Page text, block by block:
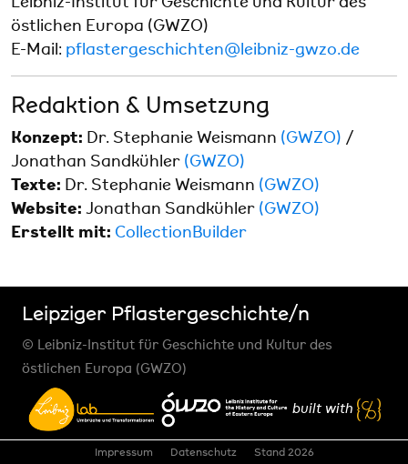
östlichen Europa (GWZO)
E-Mail: pflastergeschichten@leibniz-gwzo.de
Redaktion & Umsetzung
Konzept: Dr. Stephanie Weismann (GWZO) /
Jonathan Sandkühler (GWZO)
Texte: Dr. Stephanie Weismann (GWZO)
Website: Jonathan Sandkühler (GWZO)
Erstellt mit: CollectionBuilder
Leipziger Pflastergeschichte/n
© Leibniz-Institut für Geschichte und Kultur des
östlichen Europa (GWZO)
built with
Impressum Datenschutz Stand 2026